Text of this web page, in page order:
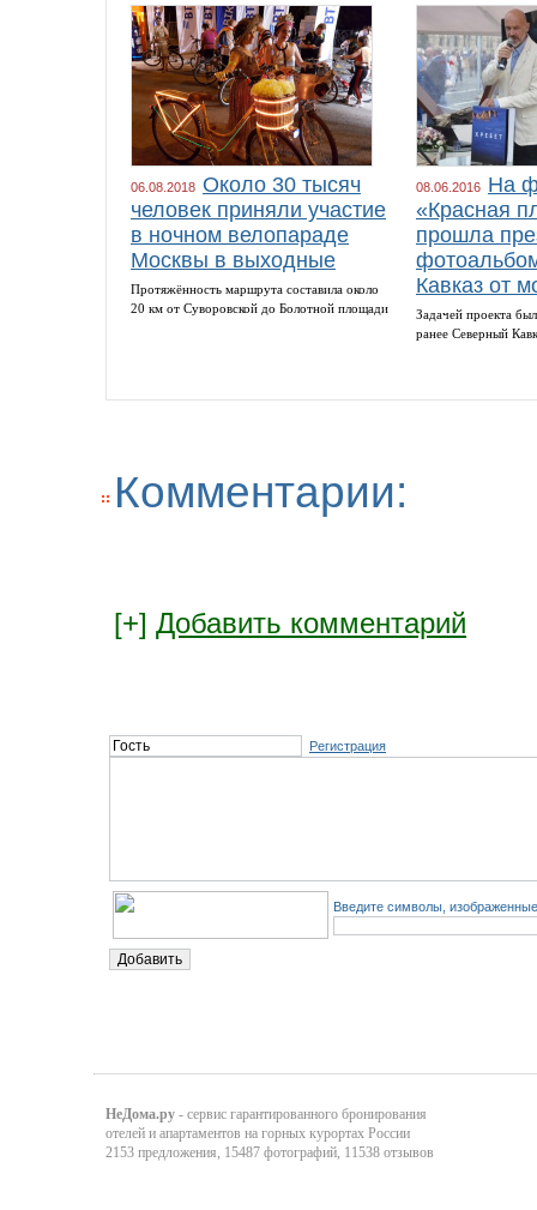
06.08.2018 Около 30 тысяч
человек приняли участие
в ночном велопараде
Москвы в выходные
Протяжённость маршрута составила около
20 км от Суворовской до Болотной площади
08.06.2016 На
«Красная
прошла
Кавказ от
Задачей проекта
ранее Северный
Комментарии:
[+] Добавить комментарий
Регистрация
Введите символы,
НеДома.ру - сервис гарантированного бронирования
отелей и апартаментов на горных курортах России
2153 предложения, 15487 фотографий, 11538 отзывов